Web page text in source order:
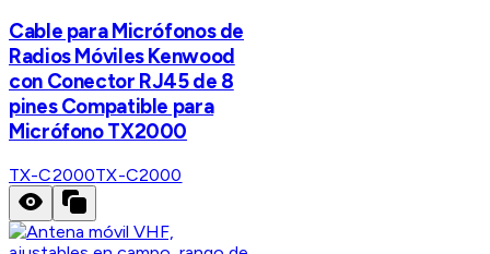
Cable para Micrófonos de
Radios Móviles Kenwood
con Conector RJ45 de 8
pines Compatible para
Micrófono TX2000
TX-C2000TX-C2000